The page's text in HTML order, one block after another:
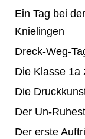
Ein Tag bei
Knielingen
Dreck-Weg-
Die Klasse 1a
Die
Der Un-
Der erste